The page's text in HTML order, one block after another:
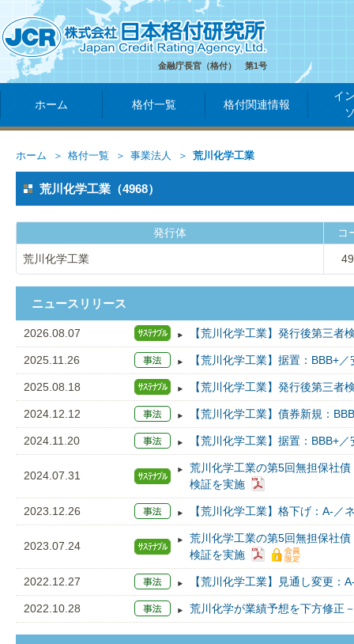
金融庁長官（格付） 第1号
ホーム 格付一覧 格付関連情報
イ
ホーム 格付一覧 事業法人 荒川化学工業
荒川化学工業（4968）
発行体 コ
荒川化学工業
ニュースリリース
2026.08.07 【荒川化学工業】発行後第三者
2025.11.26 【荒川化学工業】据置：BBB+／
2025.08.18 【荒川化学工業】発行後第三者
2024.12.12 【荒川化学工業】債券新規：
2024.11.20 【荒川化学工業】据置：BBB+／
2024.07.31
荒川化学工業の第5回無担保社
検証を実施
2023.12.26 【荒川化学工業】格下げ：A-
2023.07.24
荒川化学工業の第5回無担保社
検証を実施
2022.12.27 【荒川化学工業】見通し変更
2022.10.28 荒川化学が業績予想を下方修正